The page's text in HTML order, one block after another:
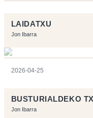
LAIDATXU
Jon Ibarra
2026-04-25
BUSTURIALDEKO
Jon Ibarra